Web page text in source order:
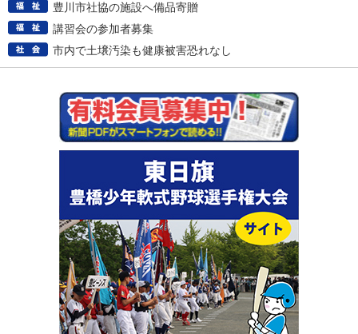
豊川市社協の施設へ備品寄贈
講習会の参加者募集
市内で土壌汚染も健康被害恐れなし